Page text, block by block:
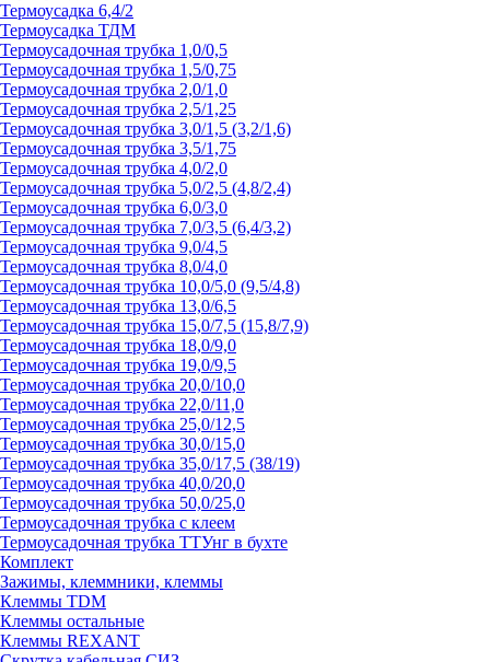
Термоусадка 6,4/2
Термоусадка ТДМ
Термоусадочная трубка 1,0/0,5
Термоусадочная трубка 1,5/0,75
Термоусадочная трубка 2,0/1,0
Термоусадочная трубка 2,5/1,25
Термоусадочная трубка 3,0/1,5 (3,2/1,6)
Термоусадочная трубка 3,5/1,75
Термоусадочная трубка 4,0/2,0
Термоусадочная трубка 5,0/2,5 (4,8/2,4)
Термоусадочная трубка 6,0/3,0
Термоусадочная трубка 7,0/3,5 (6,4/3,2)
Термоусадочная трубка 9,0/4,5
Термоусадочная трубка 8,0/4,0
Термоусадочная трубка 10,0/5,0 (9,5/4,8)
Термоусадочная трубка 13,0/6,5
Термоусадочная трубка 15,0/7,5 (15,8/7,9)
Термоусадочная трубка 18,0/9,0
Термоусадочная трубка 19,0/9,5
Термоусадочная трубка 20,0/10,0
Термоусадочная трубка 22,0/11,0
Термоусадочная трубка 25,0/12,5
Термоусадочная трубка 30,0/15,0
Термоусадочная трубка 35,0/17,5 (38/19)
Термоусадочная трубка 40,0/20,0
Термоусадочная трубка 50,0/25,0
Термоусадочная трубка с клеем
Термоусадочная трубка ТТУнг в бухте
Комплект
Зажимы, клеммники, клеммы
Клеммы TDM
Клеммы остальные
Клеммы REXANT